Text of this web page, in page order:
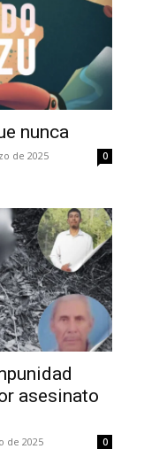
nunca
de 2025 0
asesinato
de 2025 0